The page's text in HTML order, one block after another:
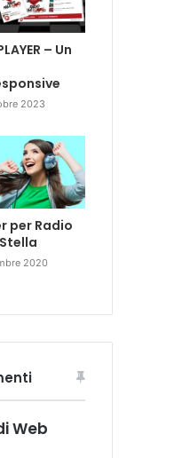
– Un
2023
per Radio
2020
Web